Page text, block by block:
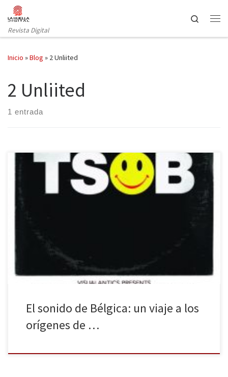
Saltar al contenido
Revista Digital
Search
Inicio »Blog » 2 Unliited
2 Unliited
1 entrada
La explosión de la música electrónica ha sido tratada en libros
música popular décadas más tarde con la llegada […]
El sonido de Bélgica: un viaje a los
orígenes de …